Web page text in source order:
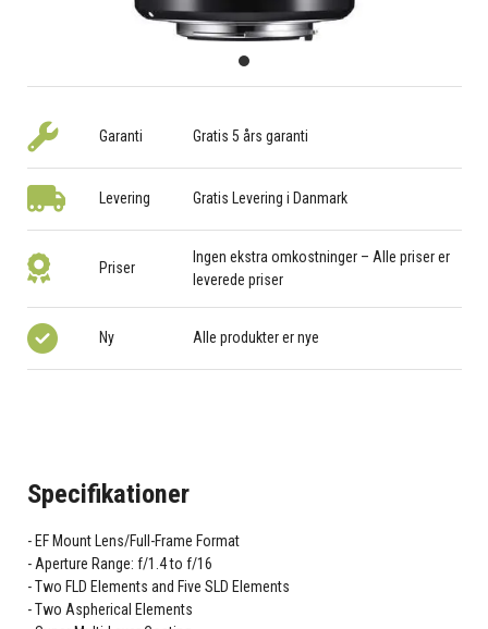
Garanti Gratis 5 års garanti
Levering Gratis Levering i Danmark
Priser
Ingen ekstra omkostninger – Alle priser er
leverede priser
Ny Alle produkter er nye
Specifikationer
EF Mount Lens/Full-Frame Format
Aperture Range: f/1.4 to f/16
Two FLD Elements and Five SLD Elements
Two Aspherical Elements